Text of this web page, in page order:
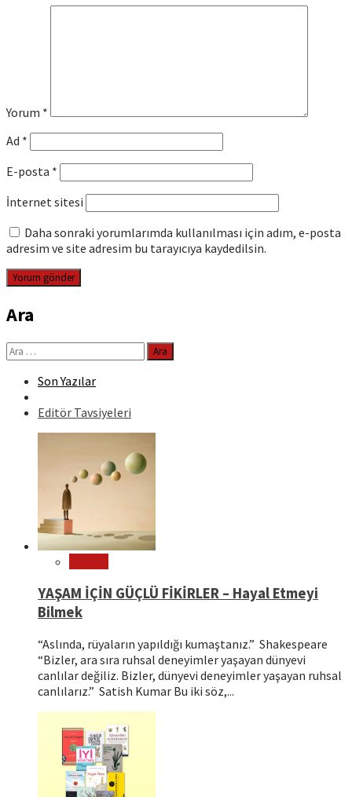
Yorum *
Ad *
E-posta *
İnternet sitesi
Daha sonraki yorumlarımda kullanılması için adım, e-posta
adresim ve site adresim bu tarayıcıya kaydedilsin.
Ara
Arama:
Son Yazılar
Editör Tavsiyeleri
YAŞAM İÇİN GÜÇLÜ FİKİRLER – Hayal Etmeyi
Bilmek
“Aslında, rüyaların yapıldığı kumaştanız.” Shakespeare
“Bizler, ara sıra ruhsal deneyimler yaşayan dünyevi
canlılar değiliz. Bizler, dünyevi deneyimler yaşayan ruhsal
canlılarız.” Satish Kumar Bu iki söz,...